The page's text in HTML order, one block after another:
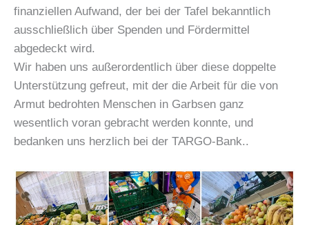
finanziellen Aufwand, der bei der Tafel bekanntlich
ausschließlich über Spenden und Fördermittel
abgedeckt wird.
Wir haben uns außerordentlich über diese doppelte
Unterstützung gefreut, mit der die Arbeit für die von
Armut bedrohten Menschen in Garbsen ganz
wesentlich voran gebracht werden konnte, und
bedanken uns herzlich bei der TARGO-Bank..